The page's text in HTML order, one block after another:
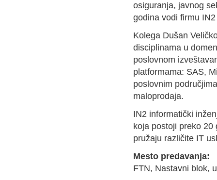
osiguranja, javnog
godina vodi firmu
Kolega Dušan
disciplinama u
poslovnom
platformama: SAS,
poslovnim
maloprodaja.
IN2 informatički
koja postoji preko
pružaju različite IT
Mesto predavanja:
FTN, Nastavni blok,